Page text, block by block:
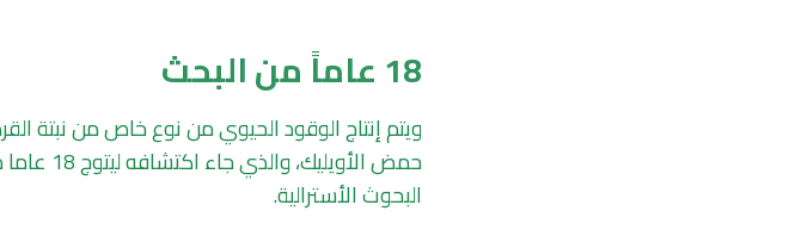
18 عاماً من البحث
ويتم إنتاج الوقود الحيوي من نوع خاص من نبتة
حمض
البحوث الأسترالية.